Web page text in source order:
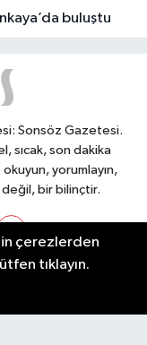
buluştu
Sonsöz Gazetesi.
sıcak, son dakika
yorumlayın,
bir bilinçtir.
çerezlerden
tıklayın.